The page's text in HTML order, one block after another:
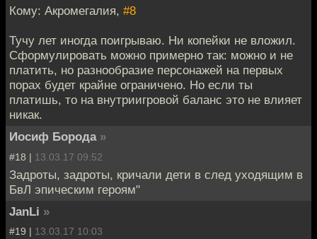
Кому: Акромегалия, #8
Тучу лет иногда поигрываю. Ни копейки не вложил.
Сформулировать можно примерно так: можно и не
платить, но разнообразие персонажей на первых
порах будет крайне ограничено. Но если ты
платишь, то на внутриигровой баланс это не влияет
никак.
Иосиф Борода »
#18 | 13.03.17 09:52
Задроты, задроты, кричали дети в след уходящим в
БвЛ эпическим героям"
JanLi »
#19 | 13.03.17 10:03